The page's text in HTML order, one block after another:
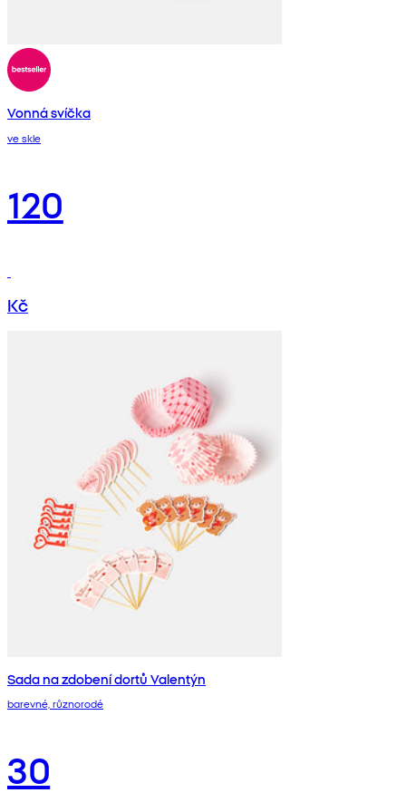
Vonná svíčka
ve skle
120
Kč
Sada na zdobení dortů Valentýn
barevné, různorodé
30